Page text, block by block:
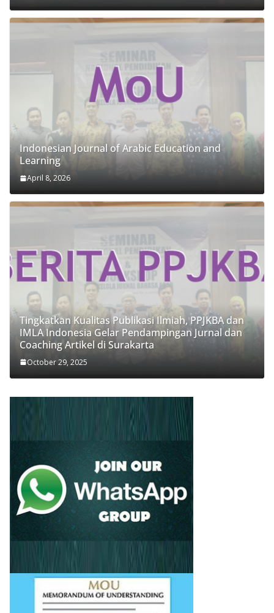
Indonesian Journal of Arabic Education and
Learning
April 8, 2026
Tingkatkan Kualitas Publikasi Ilmiah, PPJKBA dan
IMLA Indonesia Gelar Pendampingan Jurnal dan
Coaching Artikel di Surakarta
October 29, 2025